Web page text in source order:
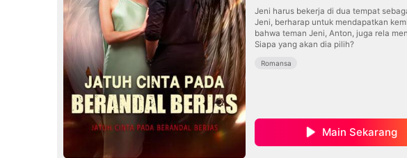
Jeni harus bekerja di dua tempat
Jeni, berharap untuk mendapatkan
bahwa teman Jeni, Anton, juga rela
Siapa yang akan dia pilih?
Romansa
Main Sekarang